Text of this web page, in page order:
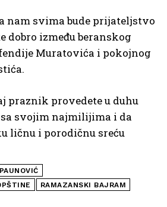
nam svima bude prijateljstvo
dobro između beranskog
Muratovića i pokojnog
praznik provedete u duhu
svojim najmilijima i da
ličnu i porodičnu sreću
RAMAZANSKI BAJRAM